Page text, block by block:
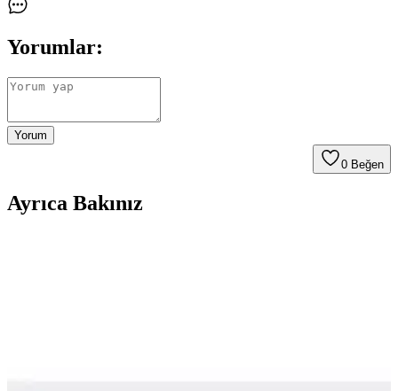
Yorumlar:
Yorum
0 Beğen
Ayrıca Bakınız